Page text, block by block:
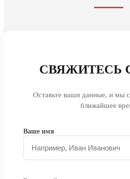
СВЯЖИТЕСЬ
Оставьте ваши данные, и мы
ближайшее
Ваше имя